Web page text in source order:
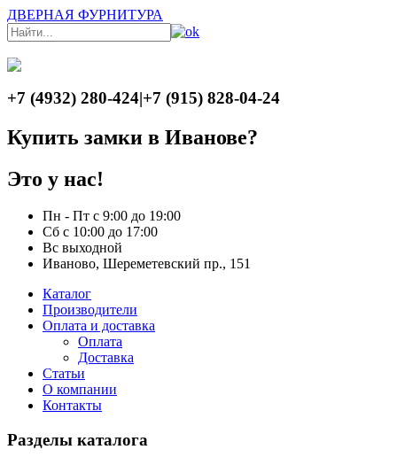
ДВЕРНАЯ ФУРНИТУРА
+7 (4932) 280-424|+7 (915) 828-04-24
Купить замки в Иванове?
Это у нас!
Пн - Пт с 9:00 до 19:00
Сб с 10:00 до 17:00
Вс выходной
Иваново, Шереметевский пр., 151
Каталог
Производители
Оплата и доставка
Оплата
Доставка
Статьи
О компании
Контакты
Разделы каталога